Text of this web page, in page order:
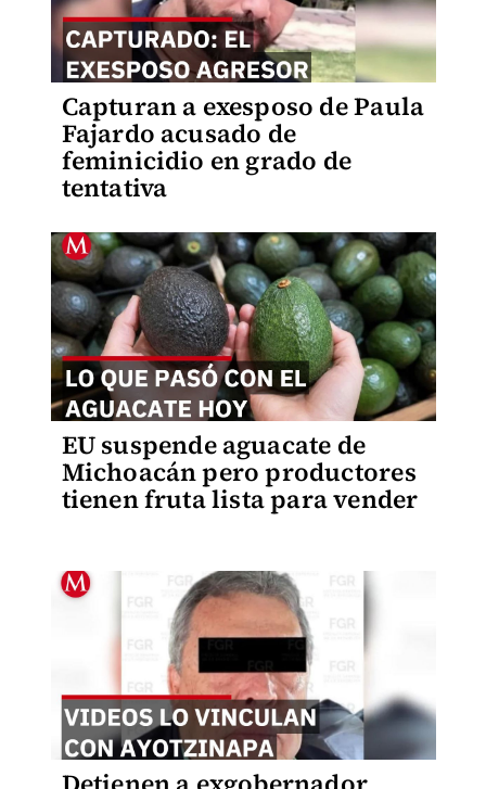
Capturan a exesposo de Paula
Fajardo acusado de
feminicidio en grado de
tentativa
EU suspende aguacate de
Michoacán pero productores
tienen fruta lista para vender